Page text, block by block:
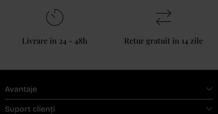
Livrare în 24 - 48h Retur gratuit în 14 zile
Avantaje
Suport clienți